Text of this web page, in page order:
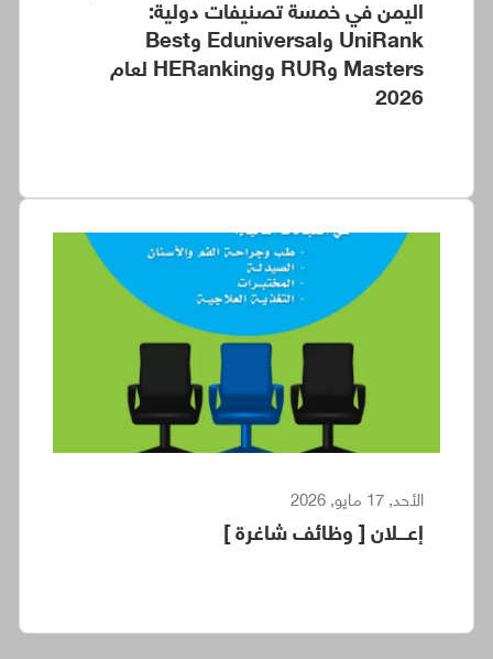
اليمن في خمسة تصنيفات دولية:
UniRank وEduniversal وBest
Masters وRUR وHERanking لعام
2026
الأحد, 17 مايو, 2026
إعـــلان [ وظائف شاغرة ]